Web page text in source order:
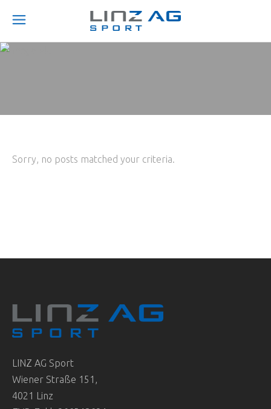
Sorry, no posts matched your criteria.
LINZ AG Sport
Wiener Straße 151,
4021 Linz